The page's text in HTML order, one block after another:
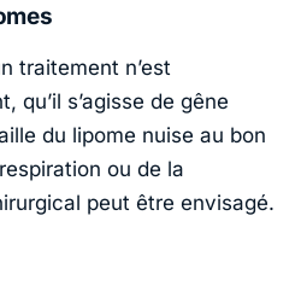
traitement n’est
qu’il s’agisse de gêne
du lipome nuise au bon
ou de la
peut être envisagé.